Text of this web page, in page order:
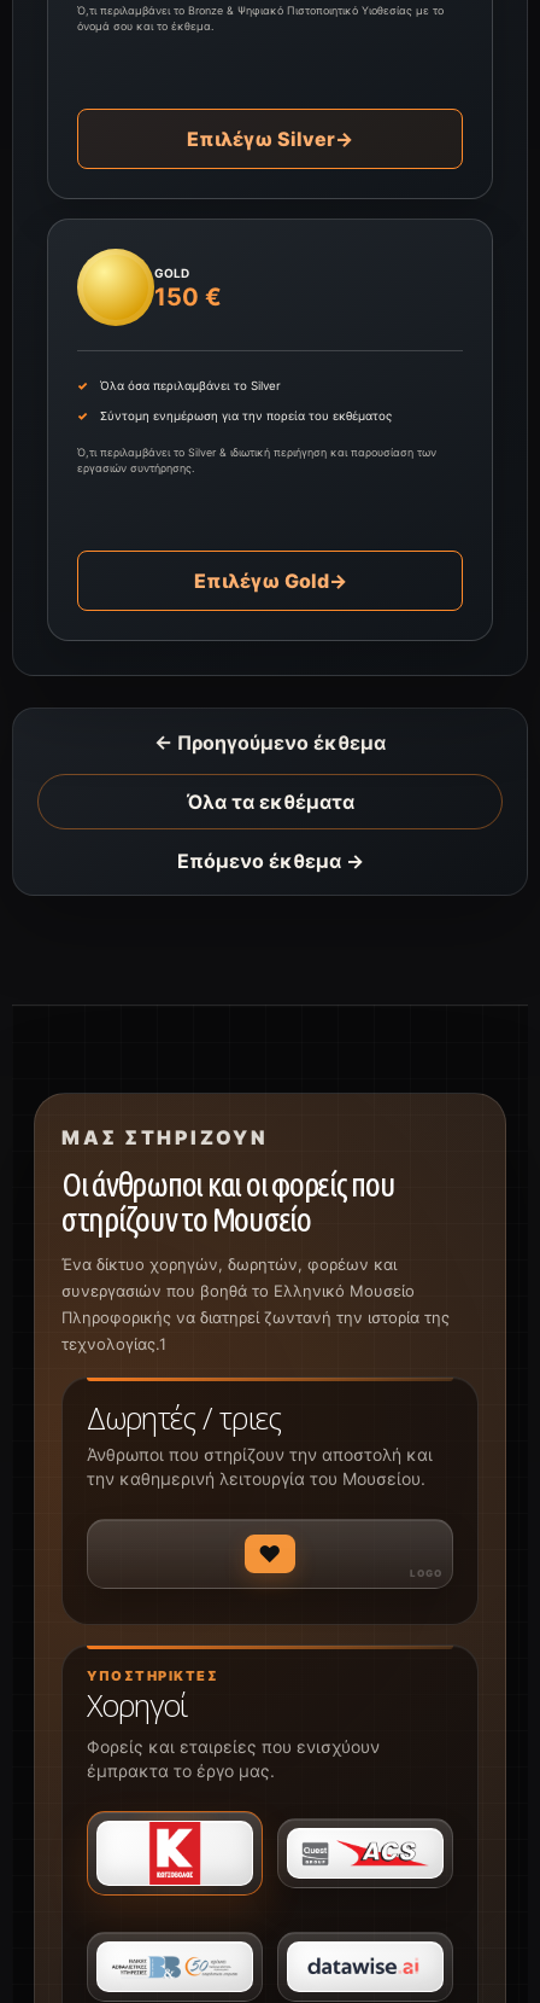
Ό,τι περιλαμβάνει το Bronze & Ψηφιακό Πιστοποιητικό Υιοθεσίας με το
όνομά σου και το έκθεμα.
Επιλέγω Silver→
GOLD
150 €
Όλα όσα περιλαμβάνει το Silver
Σύντομη ενημέρωση για την πορεία του εκθέματος
Ό,τι περιλαμβάνει το Silver & ιδιωτική περιήγηση και παρουσίαση των
εργασιών συντήρησης.
Επιλέγω Gold→
← Προηγούμενο έκθεμα
Όλα τα εκθέματα
Επόμενο έκθεμα →
ΜΑΣ ΣΤΗΡΊΖΟΥΝ
Οι άνθρωποι και οι φορείς που
στηρίζουν το Μουσείο
Ένα δίκτυο χορηγών, δωρητών, φορέων και
συνεργασιών που βοηθά το Ελληνικό Μουσείο
Πληροφορικής να διατηρεί ζωντανή την ιστορία της
τεχνολογίας.1
Δωρητές / τριες
Άνθρωποι που στηρίζουν την αποστολή και
την καθημερινή λειτουργία του Μουσείου.
♥
ΥΠΟΣΤΗΡΙΚΤΈΣ
Χορηγοί
Φορείς και εταιρείες που ενισχύουν
έμπρακτα το έργο μας.